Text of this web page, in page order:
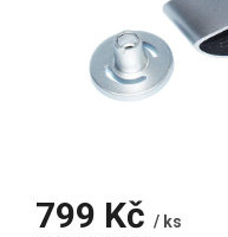
799 Kč / ks